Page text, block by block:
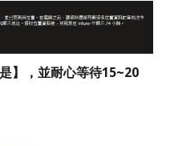
】，並耐心等待15~20